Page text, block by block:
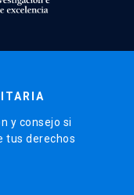
y consejo si
tus derechos